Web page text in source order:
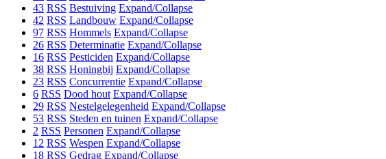
43 RSS Bestuiving Expand/Collapse
42 RSS Landbouw Expand/Collapse
97 RSS Hommels Expand/Collapse
26 RSS Determinatie Expand/Collapse
16 RSS Pesticiden Expand/Collapse
38 RSS Honingbij Expand/Collapse
23 RSS Concurrentie Expand/Collapse
6 RSS Dood hout Expand/Collapse
29 RSS Nestelgelegenheid Expand/Collapse
53 RSS Steden en tuinen Expand/Collapse
2 RSS Personen Expand/Collapse
12 RSS Wespen Expand/Collapse
18 RSS Gedrag Expand/Collapse